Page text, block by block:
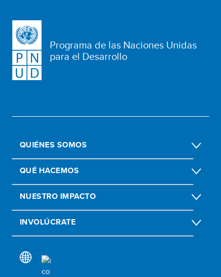
Programa de las Naciones Unidas
para el Desarrollo
QUIÉNES SOMOS
QUÉ HACEMOS
NUESTRO IMPACTO
INVOLÚCRATE